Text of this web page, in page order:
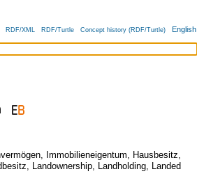
RDF/XML RDF/Turtle Concept history (RDF/Turtle) English
, Immobilieneigentum Hausbesitz
Landownership, Landholding, Landed